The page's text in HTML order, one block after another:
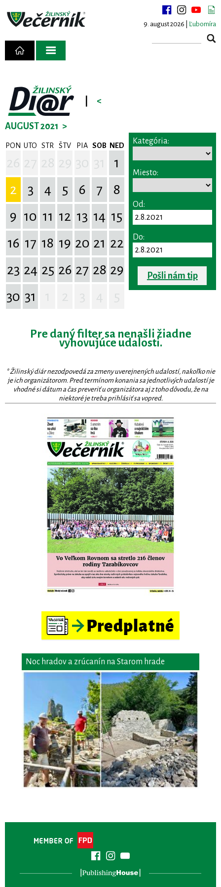
9. august 2026 | Ľubomíra
<
AUGUST 2021 >
PON UTO STR ŠTV PIA SOB NED
1
2
3 4 5 6 7
8
9 10 11 12 13 14 15
16 17 18 19 20 21 22
23 24 25 26 27 28 29
30 31
Kategória:
Miesto:
Od:
Do:
Pošli nám tip
Pre daný filter sa nenašli žiadne
vyhovujúce udalosti.
* Žilinský diár nezodpovedá za zmeny uverejnených udalostí, nakoľko nie
je ich organizátorom. Pred termínom konania sa jednotlivých udalostí je
vhodné si dátum a čas preveriť u organizátora aj z toho dôvodu, že na
niektoré je treba prihlásiť sa vopred.
Noc hradov a zrúcanín na Starom hrade